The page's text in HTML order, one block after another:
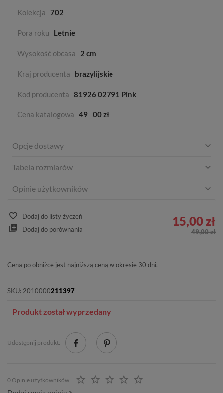
Kolekcja 702
Pora roku Letnie
Wysokość obcasa 2 cm
Kraj producenta brazylijskie
Kod producenta 81926 02791 Pink
Cena katalogowa 49 00 zł
Opcje dostawy
Tabela rozmiarów
Opinie użytkowników
Dodaj do listy życzeń
Dodaj do porównania
15,00 zł
49,00 zł
Cena po obniżce jest najniższą ceną w okresie 30 dni.
SKU: 2010000211397
Produkt został wyprzedany
Udostępnij produkt:
0 Opinie użytkowników